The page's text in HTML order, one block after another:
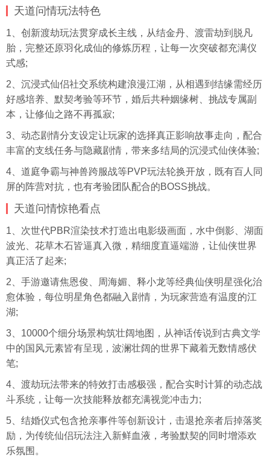
天道问情玩法特色
1、创新渡劫玩法贯穿成长主线，从结金丹、渡雷劫到脱凡
胎，完整还原羽化成仙的修炼历程，让每一次突破都充满仪
式感;
2、沉浸式仙侣社交系统构建浪漫江湖，从相遇到结缘需经历
好感培养、默契考验等环节，婚后共种姻缘树、挑战专属副
本，让修仙之路不再孤寂;
3、动态剧情分支设定让玩家的选择真正影响故事走向，配合
丰富的支线任务与隐藏剧情，带来多结局的沉浸式仙侠体验;
4、道庭争霸与神兽跨服战等PVP玩法轮换开放，既有百人同
屏的阵营对抗，也有考验团队配合的BOSS挑战。
天道问情惊艳看点
1、次世代PBR渲染技术打造出电影级画面，水中倒影、湖面
波光、花草木石皆逼真入微，精细度直逼端游，让仙侠世界
真正活了起来;
2、手游邀请焦恩俊、周海媚、释小龙等经典仙侠明星强化治
愈体验，每位明星角色都融入剧情，为玩家营造有温度的江
湖;
3、10000个细分场景构筑壮阔地图，从神话传说到古典文学
中的国风元素皆有呈现，波澜壮阔的世界下藏着无数情感伏
笔;
4、渡劫玩法带来的特效打击感极强，配合实时计算的动态战
斗系统，让每一次技能释放都充满视觉冲击力;
5、结婚仪式包含抢亲事件等创新设计，击退抢亲者后掉落奖
励，为传统仙侣玩法注入新鲜血液，考验默契的同时增添欢
乐氛围。